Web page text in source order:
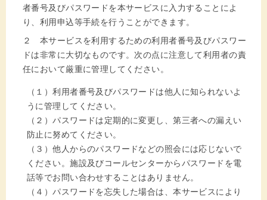
者番号及びパスワードを本サービスに入力することによ
り、利用申込等手続を行うことができます。
２ 本サービスを利用するための利用者番号及びパスワー
ドは非常に大切なものです。次の点に注意して利用者の責
任において厳重に管理してください。
（１）利用者番号及びパスワードは他人に知られないよ
うに管理してください。
（２）パスワードは定期的に変更し、第三者への漏えい
防止に努めてください。
（３）他人からのパスワードなどの照会には応じないで
ください。施設及びコールセンターからパスワードを電
話等でお問い合わせすることはありません。
（４）パスワードを忘失した場合は、本サービスにより